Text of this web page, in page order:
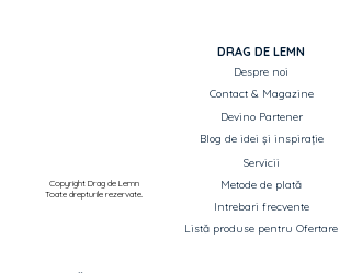
Copyright Drag de Lemn
Toate drepturile rezervate.
DRAG DE LEMN
Despre noi
Contact & Magazine
Devino Partener
Blog de idei și inspirație
Servicii
Metode de plată
Intrebari frecvente
Listă produse pentru Ofertare